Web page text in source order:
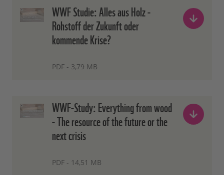
WWF Studie: Alles aus Holz -
Rohstoff der Zukunft oder
kommende Krise?
PDF - 3,79 MB
WWF-Study: Everything from wood
- The resource of the future or the
next crisis
PDF - 14,51 MB